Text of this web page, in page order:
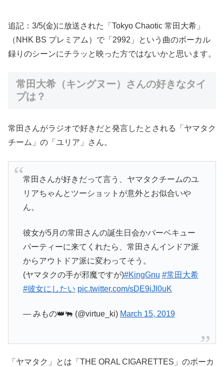
追記：3/5(金)に放送された「Tokyo Chaotic 常田大希」
（NHK BS プレミアム）で「2992」という曲のボーカル
録りのシーンにチラッと映った方ではないかと思います。
常田大希（キングヌー）さんの好きなタイ
プは？
常田さんがラジオで好きだと発言したとされる「ヤマタク
チーム」の「ユリア」さん。
常田さんが好きだって言う、ヤマタクチームのユ
リアちゃんとツーショットが意外とお似合いや
ん。
彼女が5月の常田さんの誕生日会かバーベキュー
パーティーに来てくれたら、常田さんインドア派
からアウトドア派に変わってそう。
(ヤマタクの手が邪魔ですが)#KingGnu #常田大希
#彼女にしたい pic.twitter.com/sDE9iJl0uK
— みもの👑🐃 (@virtue_ki) March 15, 2019
「ヤマタク」とは「THE ORAL CIGARETTES」のボーカ